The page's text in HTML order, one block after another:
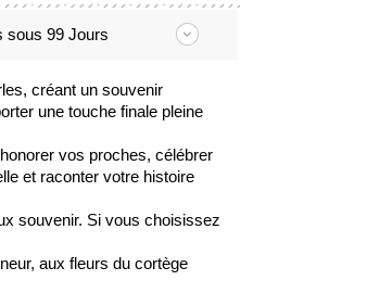
sous 99 Jours
créant un souvenir
une touche finale pleine
vos proches, célébrer
et raconter votre histoire
souvenir. Si vous choisissez
aux fleurs du cortège